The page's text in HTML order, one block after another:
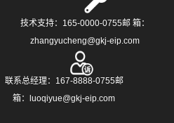
技术支持：165-0000-0755邮 箱：
zhangyucheng@gkj-eip.com
联系总经理：167-8888-0755邮
箱：luoqiyue@gkj-eip.com